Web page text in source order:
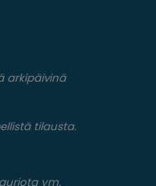
arkipäivinä
tilausta.
ym.